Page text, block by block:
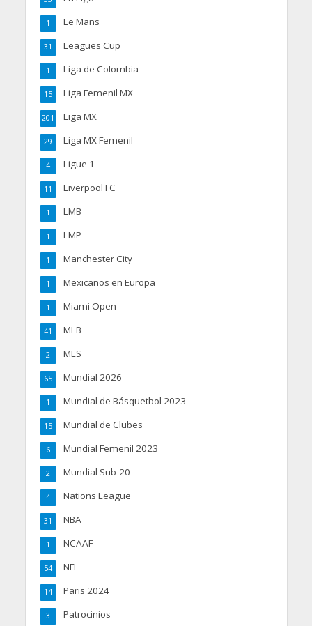
Le Mans
1
Leagues Cup
31
Liga de Colombia
1
Liga Femenil MX
15
Liga MX
201
Liga MX Femenil
29
Ligue 1
4
Liverpool FC
11
LMB
1
LMP
1
Manchester City
1
Mexicanos en Europa
1
Miami Open
1
MLB
41
MLS
2
Mundial 2026
65
Mundial de Básquetbol 2023
1
Mundial de Clubes
15
Mundial Femenil 2023
6
Mundial Sub-20
2
Nations League
4
NBA
31
NCAAF
1
NFL
54
Paris 2024
14
Patrocinios
3